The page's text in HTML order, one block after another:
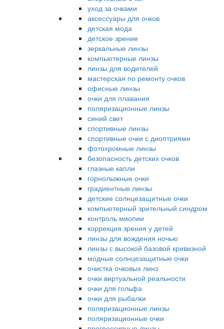
уход за очками
аксессуары для очков
детская мода
детское зрение
зеркальные линзы
компьютерные линзы
линзы для водителей
мастерская по ремонту очков
офисные линзы
очки для плавания
поляризационные линзы
синий свет
спортивные линзы
спортивные очки с диоптриями
фотохромные линзы
безопасность детских очков
глазные капли
горнолыжные очки
градиентные линзы
детские солнцезащитные очки
компьютерный зрительный синдром
контроль миопии
коррекция зрения у детей
линзы для вождения ночью
линзы с высокой базовой кривизной
модные солнцезащитные очки
очистка очковых линз
очки виртуальной реальности
очки для гольфа
очки для рыбалки
поляризационные линзы
поляризационные очки